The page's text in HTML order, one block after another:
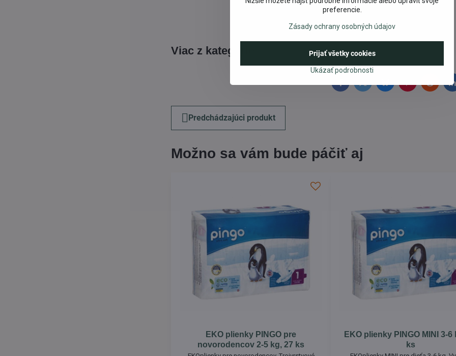
Viac z kategórie Eko pre deti Eko drogéria
FacebookTwitterBlueskyPinterestReddit
Predchádzajúci produkt
Možno sa vám bude páčiť aj
EKO plienky PINGO pre
novorodencov 2-5 kg, 27 ks
EKO plienky PINGO MINI 3-6
ks
preferencie.
Zásady ochrany osobných údajov
Ukázať podrobnosti
Prijať všetky cookies